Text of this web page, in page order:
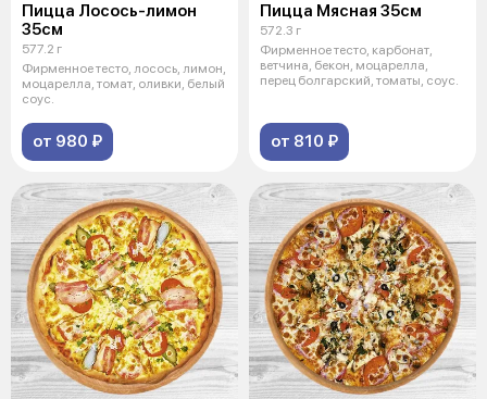
Пицца Лосось-лимон
35см
577.2 г
Фирменное тесто, лосось, лимон,
моцарелла, томат, оливки, белый
соус.
от 980 ₽
Пицца Мясная 35см
572.3 г
Фирменное тесто, карбонат,
ветчина, бекон, моцарелла,
перец болгарский, томаты, соус.
от 810 ₽